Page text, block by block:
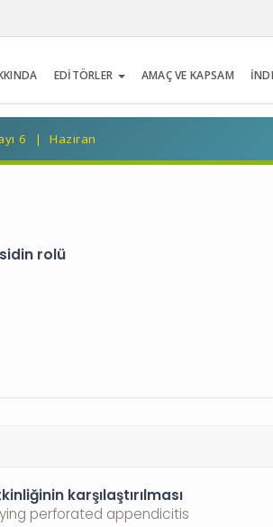
EDİTÖRLER AMAÇ VE KAPSAM
6 | Haziran
rolü
karşılaştırılması
perforated appendicitis